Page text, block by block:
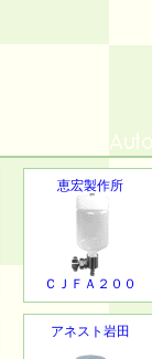
恵宏製作所
ＣＪＦＡ２００
アネスト岩田